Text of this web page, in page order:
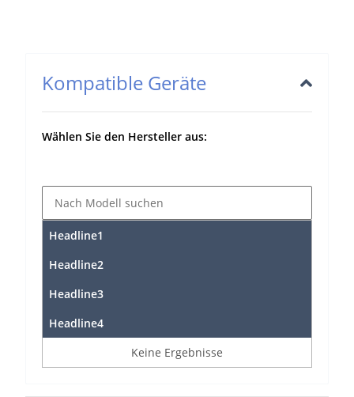
Kompatible Geräte
Wählen Sie den Hersteller aus:
Headline1
Headline2
Headline3
Headline4
Keine Ergebnisse